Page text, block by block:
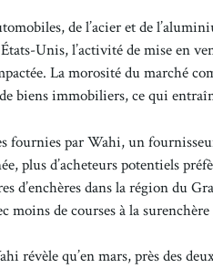
de l’acier et de
Unis, l’activité de mise en
La morosité du marché
biens immobiliers, ce qui
fournies par Wahi, un
plus d’acheteurs potentiels
d’enchères dans la région du
moins de courses à la
révèle qu’en mars, près des